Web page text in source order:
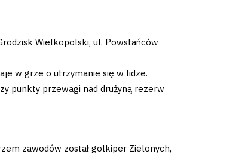
Wielkopolski, ul. Powstańców
w grze o utrzymanie się w lidze.
punkty przewagi nad drużyną rezerw
zawodów został golkiper Zielonych,